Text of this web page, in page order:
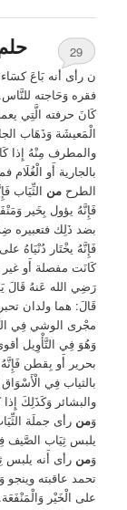
29
ن رأى أَنه بَاعَ
فقره وَحَاجته
كَانَ حرفته الَّتِي
الْمَعيشَة وَذَهَاب
والمطرف مِنْهُ إِذا
بالجارية أَو
الطرحمن الثِّيَاب
فَإِنَّهُ يؤول بِخَير
بضد ذَلِك فتعبيره
فَإِنَّهُ يخْتَار دُنْيَاهُ
كَانَت مفصلة أَو غير
رَضِي الله عَنهُ قَالَ
قَالَ: هما ولدان
مجْرى الوشي فِي
وَهُوَ فِي التَّأْوِيل
بحرير أَو بِقطن
بالثياب فِي
والبشائر وَكَذَلِكَ
وَمن رأى جملَة
يلبس ثِيَاب الصَّيف
وَمن رأى أَنه يلبس
تحمد عاقبته
على الْخَيْر